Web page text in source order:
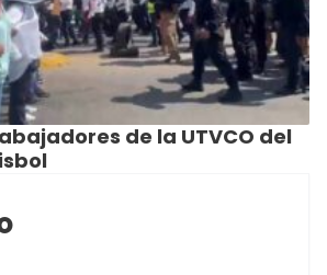
de la UTVCO del